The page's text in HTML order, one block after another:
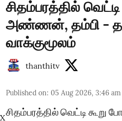
சிதம்பரத்தில்
அண்ணன், தம்பி -
வாக்குமூலம்
thanthitv
Published on: 05 Aug 2026, 3:46 am
சிதம்பரத்தில் வெட்டி
X